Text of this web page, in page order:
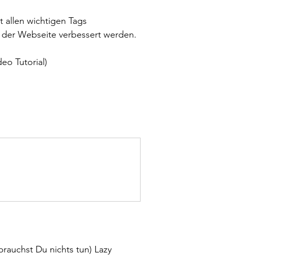
allen wichtigen Tags
Webseite verbessert werden.
Tutorial)
Du nichts tun) Lazy